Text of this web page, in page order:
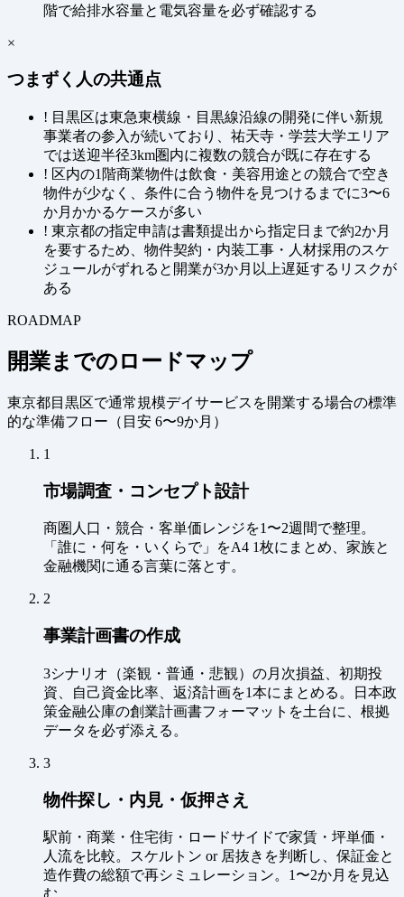
階で給排水容量と電気容量を必ず確認する
×
つまずく人の共通点
! 目黒区は東急東横線・目黒線沿線の開発に伴い新規
事業者の参入が続いており、祐天寺・学芸大学エリア
では送迎半径3km圏内に複数の競合が既に存在する
! 区内の1階商業物件は飲食・美容用途との競合で空き
物件が少なく、条件に合う物件を見つけるまでに3〜6
か月かかるケースが多い
! 東京都の指定申請は書類提出から指定日まで約2か月
を要するため、物件契約・内装工事・人材採用のスケ
ジュールがずれると開業が3か月以上遅延するリスクが
ある
ROADMAP
開業までのロードマップ
東京都目黒区で通常規模デイサービスを開業する場合の標準
的な準備フロー（ 目安 6〜9か月 ）
1
市場調査・コンセプト設計
商圏人口・競合・客単価レンジを1〜2週間で整理。
「誰に・何を・いくらで」をA4 1枚にまとめ、家族と
金融機関に通る言葉に落とす。
2
事業計画書の作成
3シナリオ（楽観・普通・悲観）の月次損益、初期投
資、自己資金比率、返済計画を1本にまとめる。日本政
策金融公庫の創業計画書フォーマットを土台に、根拠
データを必ず添える。
3
物件探し・内見・仮押さえ
駅前・商業・住宅街・ロードサイドで家賃・坪単価・
人流を比較。スケルトン or 居抜きを判断し、保証金と
造作費の総額で再シミュレーション。1〜2か月を見込